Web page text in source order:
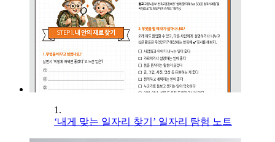
1.
‘내게 맞는 일자리 찾기’ 일자리 탐험 노트